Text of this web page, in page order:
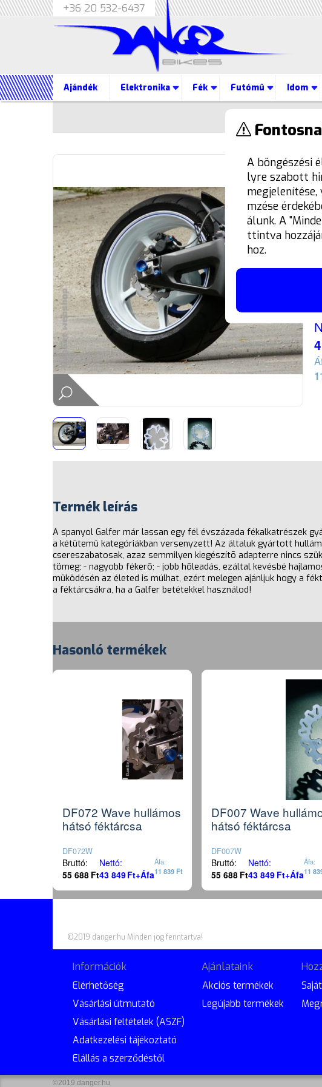
+36 20 532-6437
Ajándék Elektronika Fék Futómû Idom
Termék leírás
A spanyol Galfer már lassan egy fél évszázada fékalkatrészek
a kétütemû kategóriákban versenyzett! Az általuk gyártott
csereszabatosak, azaz semmilyen kiegészítõ adapterre nincs
tömeg; - nagyobb fékerõ; - jobb hõleadás, ezáltal kevésbé
mûködésén az életed is múlhat, ezért melegen ajánljuk hogy a
a féktárcsákra, ha a Galfer betétekkel használod!
Hasonló termékek
DF072 Wave hullámos
hátsó féktárcsa
DF072W
Bruttó:
55 688 Ft
Nettó:
43 849Ft+Áfa
Áfa:
11 839Ft
DF007 Wave
hátsó féktárcsa
DF007W
Bruttó:
55 688 Ft
Nettó:
43 849 Ft+Áfa
Áfa:
11
©2019 danger.hu Minden jog fenntartva!
Információk
Elérhetőség
Vásárlási útmutató
Vásárlási feltételek (ASZF)
Adatkezelési tájékoztató
Elállás a szerződéstől
Ajánlataink
Akciós termékek
Legújabb termékek
©2019 danger.hu
A böngészési
lyre szabott
mzése
álunk. A
ttintva
hoz.